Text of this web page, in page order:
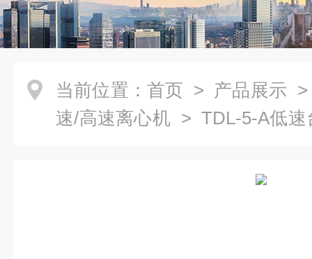
当前位置： 首页 > 产品展示
速/高速离心机 > TDL-5-A低速